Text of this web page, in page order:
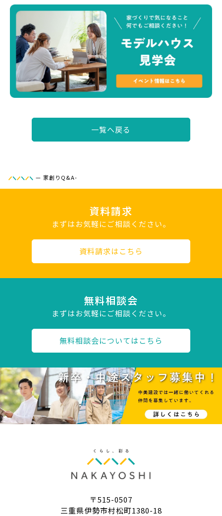
一覧へ戻る
— 家創りQ&A-
資料請求
まずはお気軽にご相談ください。
資料請求はこちら
無料相談会
まずはお気軽にご相談ください。
無料相談会についてはこちら
〒515-0507
三重県伊勢市村松町1380-18